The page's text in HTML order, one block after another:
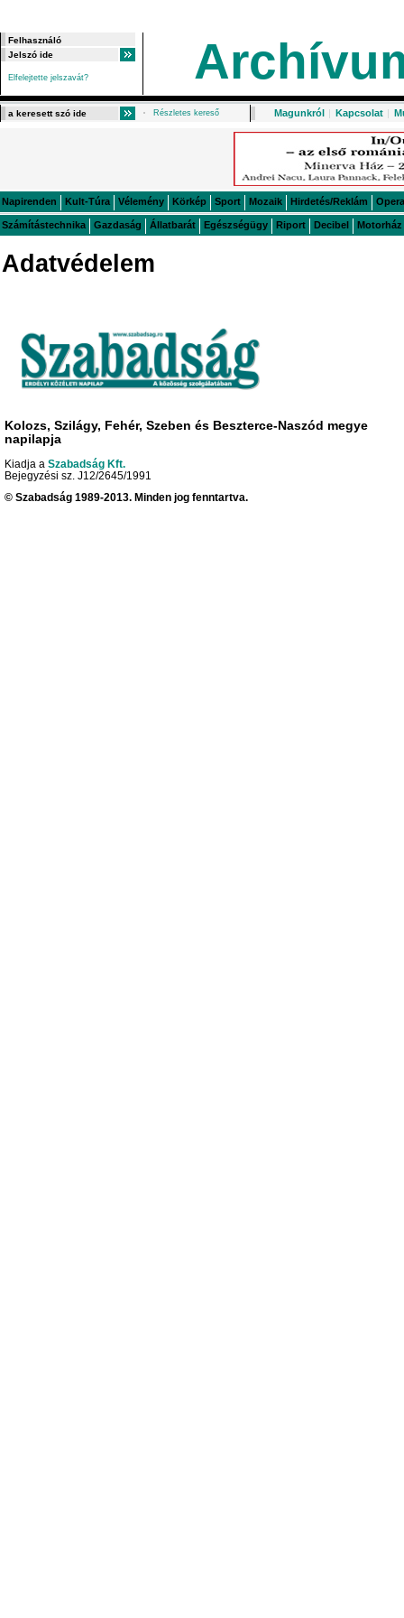
Elfelejtette jelszavát?
Részletes kereső Magunkról | Kapcsolat |
Napirenden Kult-Túra Vélemény Körkép Sport Mozaik Hirdetés/Reklám Opera
Számítástechnika Gazdaság Állatbarát Egészségügy Riport Decibel Motorház
Adatvédelem
Kolozs, Szilágy, Fehér, Szeben és Beszterce-Naszód megye
napilapja
Kiadja a Szabadság Kft.
Bejegyzési sz. J12/2645/1991
© Szabadság 1989-2013. Minden jog fenntartva.